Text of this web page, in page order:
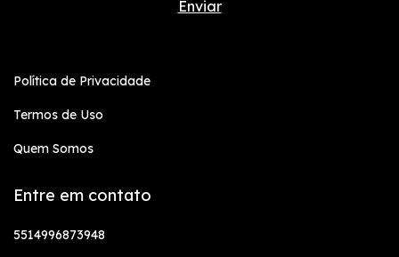
Política de Privacidade
Termos de Uso
Quem Somos
Entre em contato
5514996873948